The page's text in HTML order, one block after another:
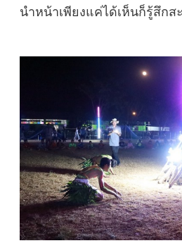
นำหน้าเพียงแค่ได้เห็นก็รู้สึกส